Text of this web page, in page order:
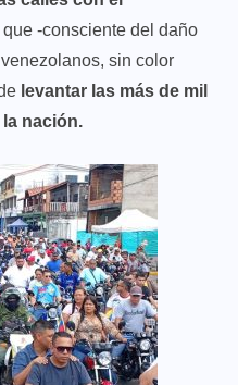
que -consciente del daño
sin color
levantar las más de mil
nación.